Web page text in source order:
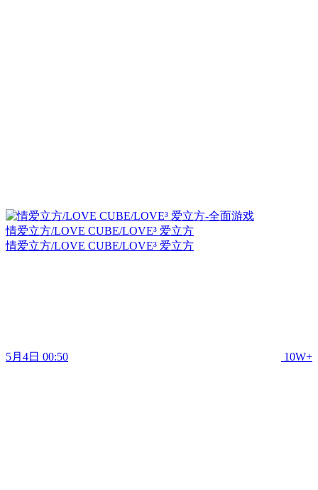
情爱立方/LOVE CUBE/LOVE³ 爱立方
情爱立方/LOVE CUBE/LOVE³ 爱立方
5月4日 00:50 10W+